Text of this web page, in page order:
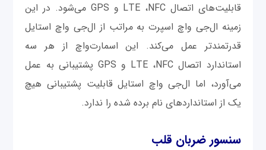
قابلیت‌های اتصال LTE ،NFC و GPS می‌شود. در این
زمینه ال‌جی واچ اسپرت به مراتب از ال‌جی واچ استایل
قدرتمندتر عمل می‌کند. این اسمارت‌واچ از هر سه
استاندارد اتصال LTE ،NFC و GPS پشتیبانی به عمل
می‌آورد، اما ال‌جی واچ استایل قابلیت پشتیبانی هیچ
یک از استانداردهای نام برده شده را ندارد.
سنسور ضربان قلب